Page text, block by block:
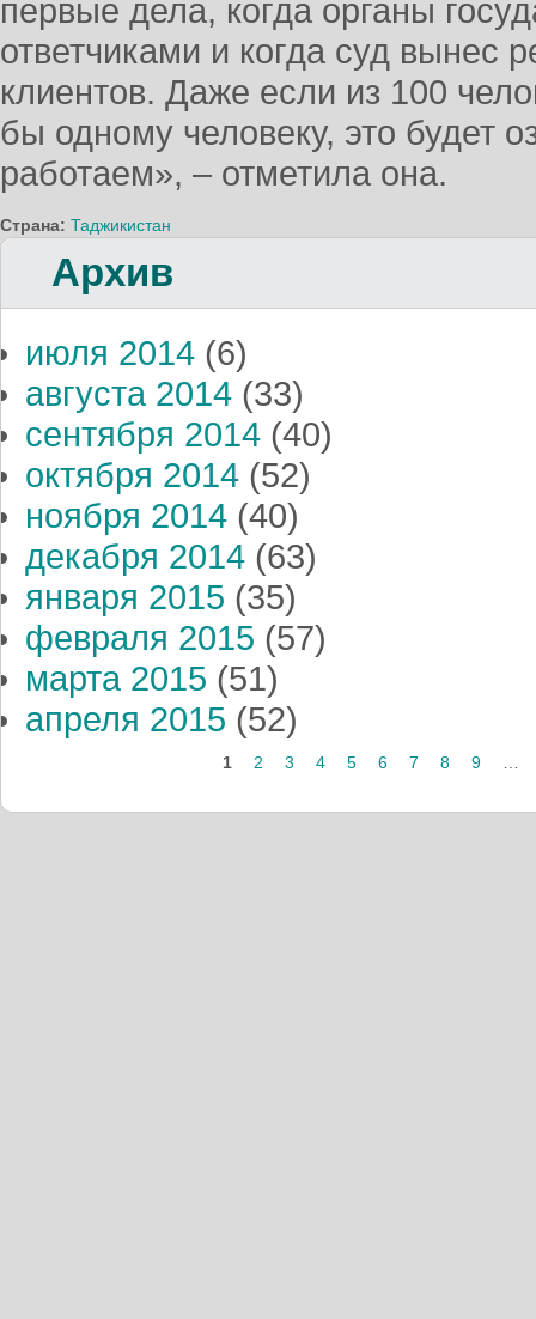
первые дела, когда органы
ответчиками и когда суд вынес
клиентов. Даже если из 100
бы одному человеку, это будет
работаем», – отметила она.
Страна: Таджикистан
Архив
июля 2014 (6)
августа 2014 (33)
сентября 2014 (40)
октября 2014 (52)
ноября 2014 (40)
декабря 2014 (63)
января 2015 (35)
февраля 2015 (57)
марта 2015 (51)
апреля 2015 (52)
1 2 3 4 5 6 7 8 9 …